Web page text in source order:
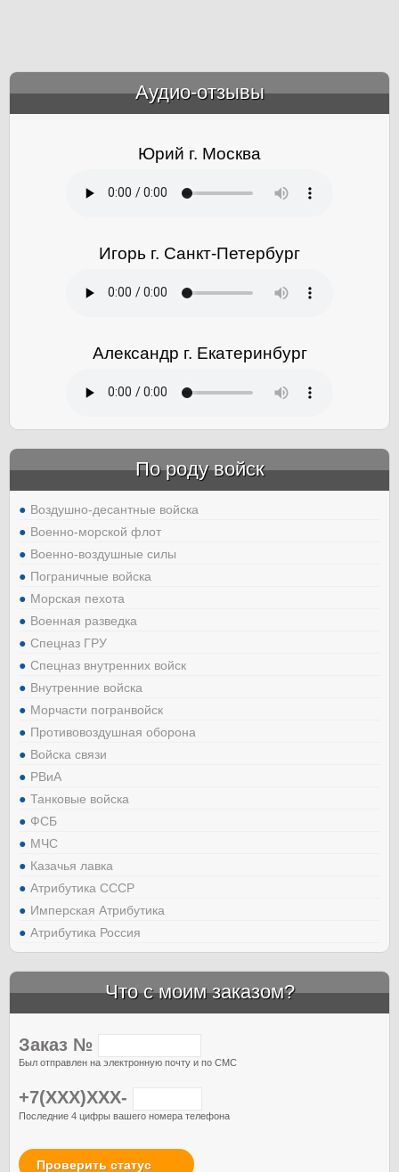
Аудио-отзывы
Юрий г. Москва
Игорь г. Санкт-Петербург
Александр г. Екатеринбург
По роду войск
Воздушно-десантные войска
Военно-морской флот
Военно-воздушные силы
Пограничные войска
Морская пехота
Военная разведка
Спецназ ГРУ
Спецназ внутренних войск
Внутренние войска
Морчасти погранвойск
Противовоздушная оборона
Войска связи
РВиА
Танковые войска
ФСБ
МЧС
Казачья лавка
Атрибутика СССР
Имперская Атрибутика
Атрибутика Россия
Что с моим заказом?
Заказ №
Был отправлен на электронную почту и по СМС
+7(XXX)XXX-
Последние 4 цифры вашего номера телефона
Проверить статус